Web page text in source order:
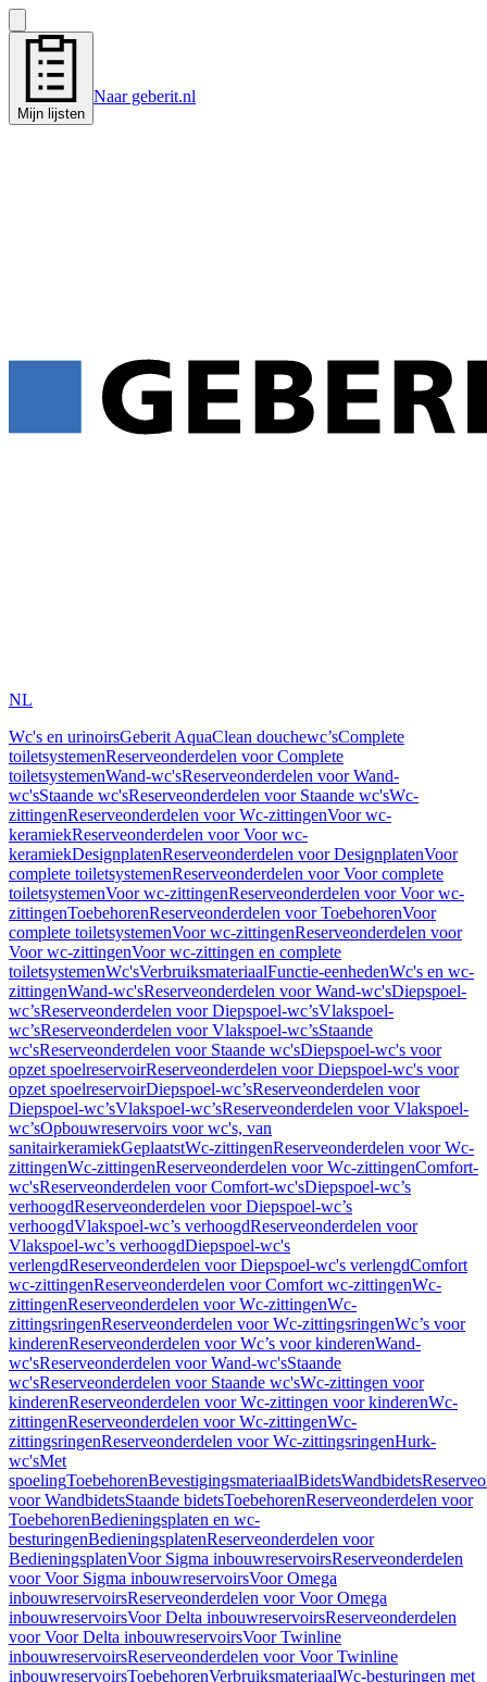
Mijn lijsten
Naar geberit.nl
NL
Wc's en urinoirsGeberit AquaClean douchewc’sComplete
toiletsystemenReserveonderdelen voor Complete
toiletsystemenWand-wc'sReserveonderdelen voor Wand-
wc'sStaande wc'sReserveonderdelen voor Staande wc'sWc-
zittingenReserveonderdelen voor Wc-zittingenVoor wc-
keramiekReserveonderdelen voor Voor wc-
keramiekDesignplatenReserveonderdelen voor DesignplatenVoor
complete toiletsystemenReserveonderdelen voor Voor complete
toiletsystemenVoor wc-zittingenReserveonderdelen voor Voor wc-
zittingenToebehorenReserveonderdelen voor ToebehorenVoor
complete toiletsystemenVoor wc-zittingenReserveonderdelen voor
Voor wc-zittingenVoor wc-zittingen en complete
toiletsystemenWc'sVerbruiksmateriaalFunctie-eenhedenWc's en wc-
zittingenWand-wc'sReserveonderdelen voor Wand-wc'sDiepspoel-
wc’sReserveonderdelen voor Diepspoel-wc’sVlakspoel-
wc’sReserveonderdelen voor Vlakspoel-wc’sStaande
wc'sReserveonderdelen voor Staande wc'sDiepspoel-wc's voor
opzet spoelreservoirReserveonderdelen voor Diepspoel-wc's voor
opzet spoelreservoirDiepspoel-wc’sReserveonderdelen voor
Diepspoel-wc’sVlakspoel-wc’sReserveonderdelen voor Vlakspoel-
wc’sOpbouwreservoirs voor wc's, van
sanitairkeramiekGeplaatstWc-zittingenReserveonderdelen voor Wc-
zittingenWc-zittingenReserveonderdelen voor Wc-zittingenComfort-
wc'sReserveonderdelen voor Comfort-wc'sDiepspoel-wc’s
verhoogdReserveonderdelen voor Diepspoel-wc’s
verhoogdVlakspoel-wc’s verhoogdReserveonderdelen voor
Vlakspoel-wc’s verhoogdDiepspoel-wc's
verlengdReserveonderdelen voor Diepspoel-wc's verlengdComfort
wc-zittingenReserveonderdelen voor Comfort wc-zittingenWc-
zittingenReserveonderdelen voor Wc-zittingenWc-
zittingsringenReserveonderdelen voor Wc-zittingsringenWc’s voor
kinderenReserveonderdelen voor Wc’s voor kinderenWand-
wc'sReserveonderdelen voor Wand-wc'sStaande
wc'sReserveonderdelen voor Staande wc'sWc-zittingen voor
kinderenReserveonderdelen voor Wc-zittingen voor kinderenWc-
zittingenReserveonderdelen voor Wc-zittingenWc-
zittingsringenReserveonderdelen voor Wc-zittingsringenHurk-
wc'sMet
spoelingToebehorenBevestigingsmateriaalBidetsWandbidets
voor WandbidetsStaande bidetsToebehorenReserveonderdelen voor
ToebehorenBedieningsplaten en wc-
besturingenBedieningsplatenReserveonderdelen voor
BedieningsplatenVoor Sigma inbouwreservoirsReserveonderdelen
voor Voor Sigma inbouwreservoirsVoor Omega
inbouwreservoirsReserveonderdelen voor Voor Omega
inbouwreservoirsVoor Delta inbouwreservoirsReserveonderdelen
voor Voor Delta inbouwreservoirsVoor Twinline
inbouwreservoirsReserveonderdelen voor Voor Twinline
inbouwreservoirsToebehorenVerbruiksmateriaalWc-besturingen met